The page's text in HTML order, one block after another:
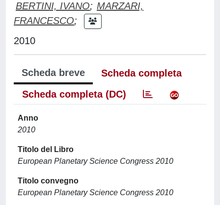
BERTINI, IVANO; MARZARI,
FRANCESCO;
2010
Scheda breve
Scheda completa
Scheda completa (DC)
Anno
2010
Titolo del Libro
European Planetary Science Congress 2010
Titolo convegno
European Planetary Science Congress 2010